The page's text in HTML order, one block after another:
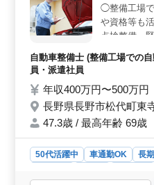
◯整備工場
や資格等も
点検整備、
車・トラッ
募お待ちし
自動車整備士 (整備工場での
員・派遣社員
年収400万円〜500万円
長野県長野市松代町東
47.3歳 / 最高年齢 69歳
50代活躍中 車通勤OK 長期